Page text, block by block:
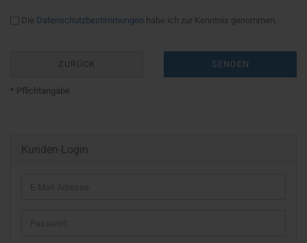
Die Datenschutzbestimmungen habe ich zur Kenntnis genommen.
ZURÜCK SENDEN
* Pflichtangabe
Kunden-Login